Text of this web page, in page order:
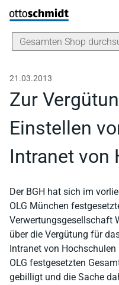
Direkt zum Inhalt
21.03.2013
Zur
Einstellen
Intranet von
Der BGH hat sich im
OLG München
Verwertungsgesellschaft
über die Vergütung für
Intranet von
OLG festgesetzten
gebilligt und die Sache